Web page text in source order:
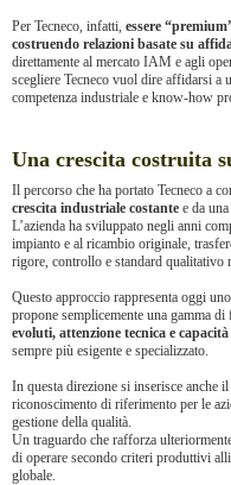
Per Tecneco, infatti, essere
costruendo relazioni basate su
direttamente al mercato IAM e agli
scegliere Tecneco vuol dire affidarsi a
competenza industriale e know-how
Una crescita costruita
Il percorso che ha portato Tecneco a
crescita industriale costante e da una
L’azienda ha sviluppato negli anni
impianto e al ricambio originale,
rigore, controllo e standard
Questo approccio rappresenta oggi
propone semplicemente una gamma
evoluti, attenzione tecnica e
sempre più esigente e specializzato.
In questa direzione si inserisce anche il
riconoscimento di riferimento per le
gestione della qualità.
Un traguardo che rafforza
di operare secondo criteri produttivi
globale.